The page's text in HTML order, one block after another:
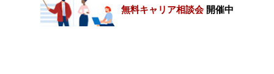
無料キャリア相談会 開催中